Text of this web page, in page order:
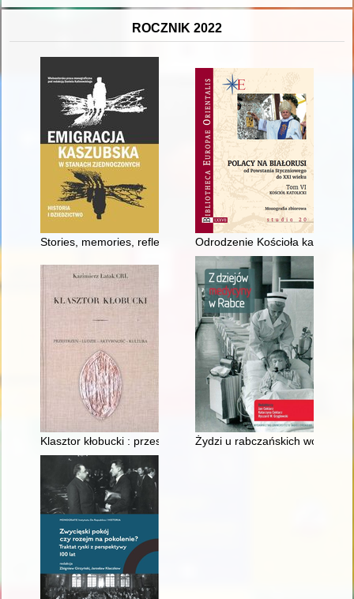
ROCZNIK 2022
Stories, memories, reflection about emigrant's life
Odrodzenie Kościoła
Klasztor kłobucki : przestrzeń - ludzie - aktywność - kultura
Żydzi u rabczańskich wód